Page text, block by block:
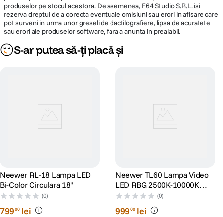
produselor pe stocul acestora. De asemenea, F64 Studio S.R.L. isi
rezerva dreptul de a corecta eventuale omisiuni sau erori in afisare care
pot surveni in urma unor greseli de dactilografiere, lipsa de acuratete
sau erori ale produselor software, fara a anunta in prealabil.
S-ar putea să-ți placă și
Neewer RL-18 Lampa LED
Bi-Color Circulara 18"
(0)
79900 lei
Neewer TL60 Lampa Video
LED RBG 2500K-10000K
Acumulator 3000mAh
Integrat
(0)
99900 lei